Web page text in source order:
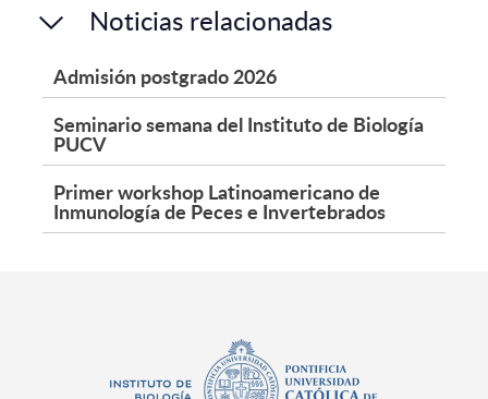
Noticias relacionadas
Admisión postgrado 2026
Seminario semana del Instituto de Biología
PUCV
Primer workshop Latinoamericano de
Inmunología de Peces e Invertebrados